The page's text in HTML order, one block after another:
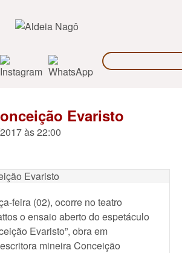
Evaristo
às 22:00
feira (02), ocorre no teatro
o ensaio aberto do espetáculo
Evaristo”, obra em
mineira Conceição